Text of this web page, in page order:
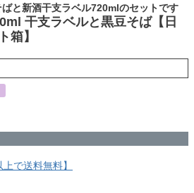
と新酒干支ラベル720mlのセットです
干支ラベルと黒豆そば【日
箱】
で送料無料】